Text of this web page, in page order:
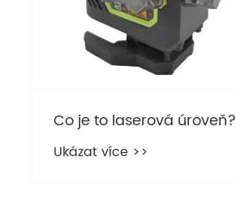
Co je to laserová úroveň?
Ukázat více >>